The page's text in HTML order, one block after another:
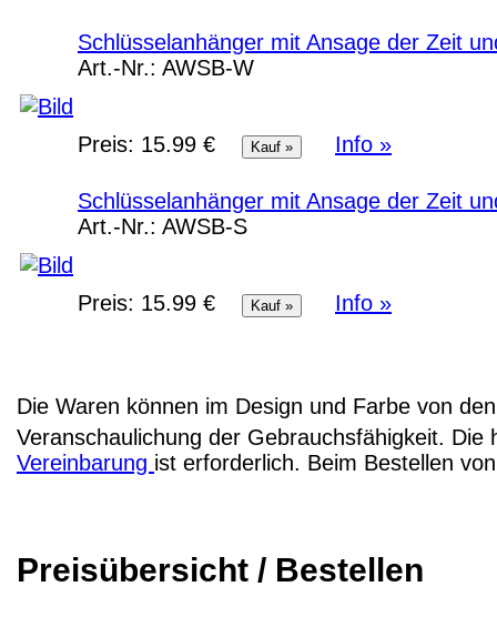
Schlüsselanhänger mit Ansage der Zeit
Art.-Nr.: AWSB-W
Preis: 15.99 € Info »
Schlüsselanhänger mit Ansage der Zeit
Art.-Nr.: AWSB-S
Preis: 15.99 € Info »
Die Waren können im Design und Farbe von
Veranschaulichung der Gebrauchsfähigkeit.
Vereinbarung ist erforderlich. Beim Bestellen
Preisübersicht / Bestellen